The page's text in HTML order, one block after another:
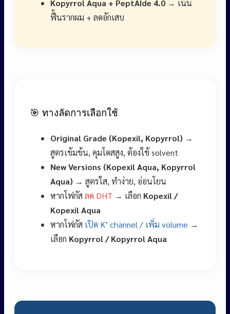
Kopyrrol Aqua + PeptAIde 4.0 → เน้น
ฟื้นรากผม + ลดอักเสบ
🎯 ทางลัดการเลือกใช้
Original Grade (Kopexil, Kopyrrol) →
สูตรเข้มข้น, คุมโดสสูง, ต้องใช้ solvent
New Versions (Kopexil Aqua, Kopyrrol
Aqua) → สูตรใส, ทำง่าย, อ่อนโยน
หากโฟกัสลด DHT → เลือก Kopexil /
Kopexil Aqua
หากโฟกัส เปิด K⁺ channel / เพิ่ม volume →
เลือก Kopyrrol / Kopyrrol Aqua